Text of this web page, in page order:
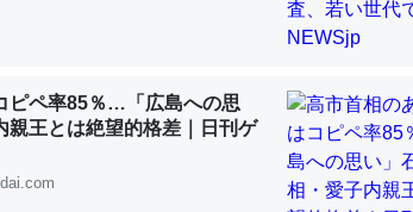
いる鋏角類（カブトガニ・ウミグモ）はカルシウムを
ピペ率85％…「広島への思
親王とは絶望的格差｜日刊ゲ